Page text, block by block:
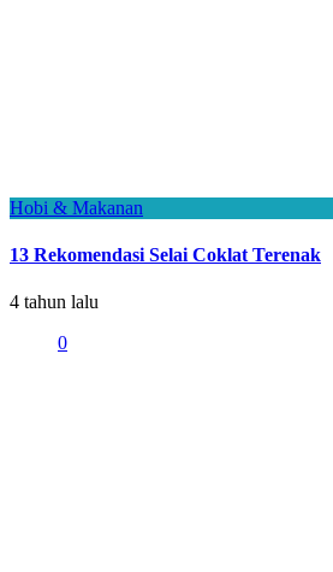
Hobi & Makanan
13 Rekomendasi Selai Coklat Terenak
4 tahun lalu
0